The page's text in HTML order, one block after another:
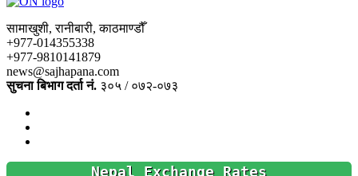
सामाखुशी, रानीबारी, काठमाण्डौँ
+977-014355338
+977-9810141879
news@sajhapana.com
सुचना बिभाग दर्ता नं. ३०५ / ०७२-०७३